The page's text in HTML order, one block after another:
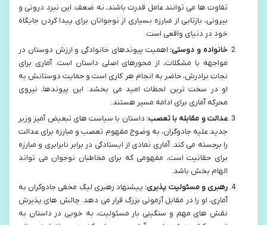
تفاوت ها می توانند عامل قدرت باشند، نه ضعف. این نبرد درونی و
بیرونی، بازتابی از مبارزه بسیاری از نوجوانان برای پیدا کردن جایگاه
خود در دنیای واقعی است.
خانواده و دوستی: اهمیت پیوندهای خانوادگی و ارزش دوستان در
مواجهه با مشکلات، از محورهای اصلی داستان است. آماری برای
نجات برادرش، حاضر به انجام هر کاری است و حمایت دوستانش به
او در سخت ترین لحظات امید می بخشد. این پیوندها، نیروی
محرکه آماری برای ادامه مسیر هستند.
عدالت و مقابله با تعصب: داستان با سیاست های تبعیض آمیز وزیر
جدید علیه جادوگران، به وضوح مفهوم تعصب و مبارزه برای عدالت
را برجسته می کند. آماری نمادی از ایستادگی در برابر نابرابری و مبارزه
برای حقانیت است، مفهومی که برای مخاطبان نوجوان می تواند
الهام بخش باشد.
رهبری و مسئولیت پذیری: پیشنهاد رهبری لیگ مخفی جادوگران به
آماری، او را در مقابل آزمونی بزرگ قرار می دهد. چالش های پذیرش
نقش های مهم و سنگینی بار مسئولیت، به خوبی در داستان به